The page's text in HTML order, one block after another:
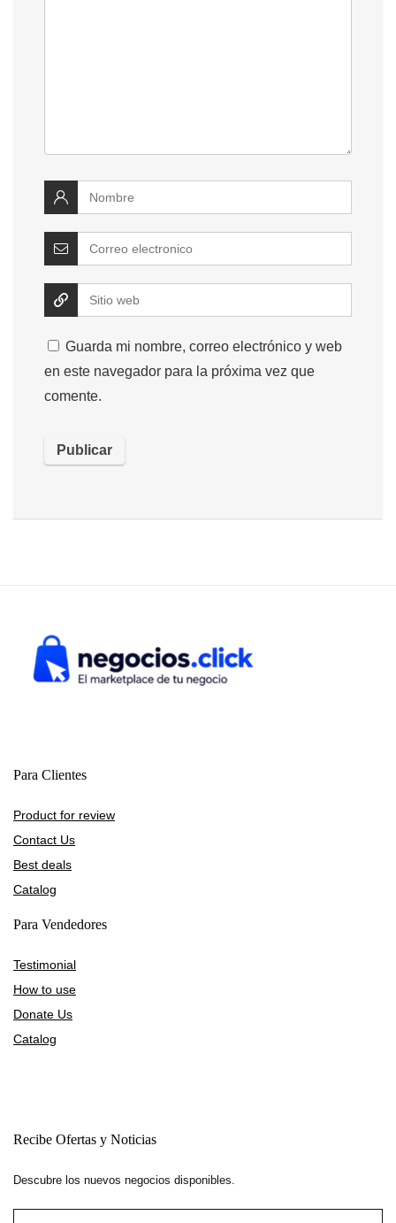
Guarda mi nombre, correo electrónico y web
en este navegador para la próxima vez que
comente.
Para Clientes
Product for review
Contact Us
Best deals
Catalog
Para Vendedores
Testimonial
How to use
Donate Us
Catalog
Recibe Ofertas y Noticias
Descubre los nuevos negocios disponibles.